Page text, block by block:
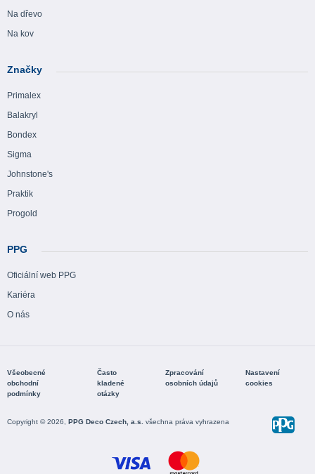
Na dřevo
Na kov
Značky
Primalex
Balakryl
Bondex
Sigma
Johnstone's
Praktik
Progold
PPG
Oficiální web PPG
Kariéra
O nás
Všeobecné
obchodní
podmínky
Často
kladené
otázky
Zpracování
osobních údajů
Nastavení
cookies
Copyright © 2026, PPG Deco Czech, a.s. všechna práva vyhrazena